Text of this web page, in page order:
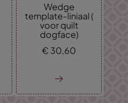
Wedge
template-liniaal (
voor quilt
dogface)
€ 30, 60